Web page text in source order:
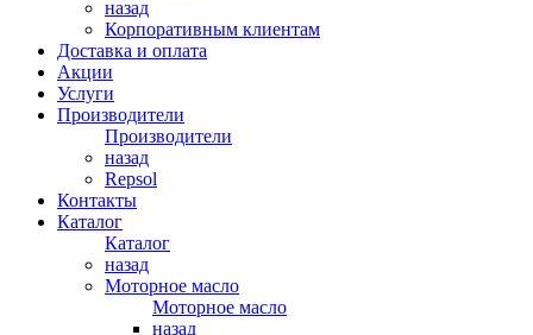
назад
Корпоративным клиентам
Доставка и оплата
Акции
Услуги
Производители
Производители
назад
Repsol
Контакты
Каталог
Каталог
назад
Моторное масло
Моторное масло
назад